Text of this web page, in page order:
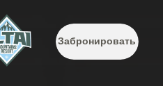
Забронировать